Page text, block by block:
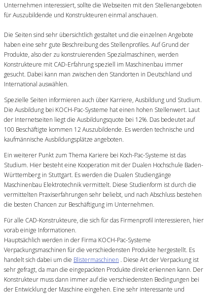
Unternehmen interessiert, sollte die Webseiten mit den Stellenangeboten
für Auszubildende und Konstrukteuren einmal anschauen.
Die Seiten sind sehr übersichtlich gestaltet und die einzelnen Angebote
haben eine sehr gute Beschreibung des Stellenprofiles. Auf Grund der
Produkte, also der zu konstruierenden Spezialmaschinen, werden
Konstrukteure mit CAD-Erfahrung speziell im Maschinenbau immer
gesucht. Dabei kann man zwischen den Standorten in Deutschland und
International auswählen.
Spezielle Seiten informieren auch über Karriere, Ausbildung und Studium.
Die Ausbildung bei KOCH-Pac-Systeme hat einen hohen Stellenwert. Laut
der Internetseiten liegt die Ausbildungsquote bei 12%. Das bedeutet auf
100 Beschäftigte kommen 12 Auszubildende. Es werden technische und
kaufmännische Ausbildungsplätze angeboten.
Ein weiterer Punkt zum Thema Kariere bei Koch-Pac-Systeme ist das
Studium. Hier besteht eine Kooperation mit der Dualen Hochschule Baden-
Württemberg in Stuttgart. Es werden die Dualen Studiengänge
Maschinenbau Elektrotechnik vermittelt. Diese Studienform ist durch die
vermittelten Praxiserfahrungen sehr beliebt, und nach Abschluss bestehen
die besten Chancen zur Beschäftigung im Unternehmen.
Für alle CAD-Konstrukteure, die sich für das Firmenprofil interessieren, hier
vorab einige Informationen.
Hauptsächlich werden in der Firma KOCH-Pac-Systeme
Verpackungsmaschinen für die verschiedensten Produkte hergestellt. Es
handelt sich dabei um die Blistermaschinen . Diese Art der Verpackung ist
sehr gefragt, da man die eingepackten Produkte direkt erkennen kann. Der
Konstrukteur muss dann immer auf die verschiedensten Bedingungen bei
der Entwicklung der Maschine eingehen. Eine sehr interessante und